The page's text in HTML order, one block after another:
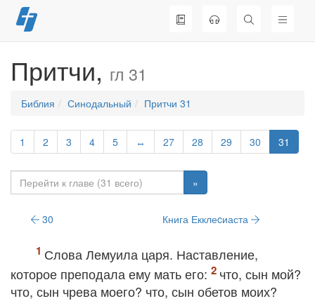
Перейти
к
Притчи, гл 31
Библия Синодальный Притчи 31
1 2 3 4 5 ↔ 27 28 29 30 31
»
30 Книга Екклеcиаста
Слова Лемуила царя. Наставление,
которое преподала ему мать его:
что, сын мой?
что, сын чрева моего? что, сын обетов моих?